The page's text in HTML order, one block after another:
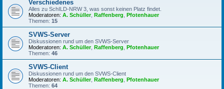
Verschiedenes
Alles zu SchILD-NRW 3, was sonst keinen Platz findet.
Moderatoren: A. Schüller, Raffenberg Pfotenhauer
Themen: 15
SVWS-Server
Diskussionen rund um den SVWS-Server
Moderatoren: A. Schüller, Raffenberg Pfotenhauer
Themen: 46
SVWS-Client
Diskussionen rund um den SVWS-Client
Moderatoren: A. Schüller, Raffenberg Pfotenhauer
Themen: 64